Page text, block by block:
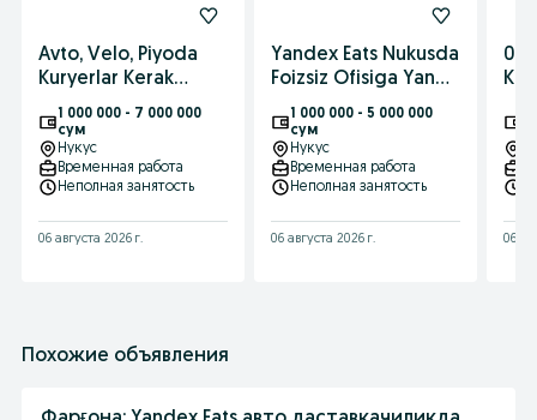
Avto, Velo, Piyoda
Kuryerlar Kerak
Nukusda Yandex
Eatsdan Yangi E'lon
1 000 000 - 7 000 000
сум
Нукус
Временная работа
Неполная занятость
06 августа 2026 г.
Yandex Eats Nukusda
Foizsiz Ofisiga Yangi
Kuryer Qabul
Qilyapti Joy Oz
1 000 000 - 5 000 000
сум
Нукус
Временная работа
Неполная занятость
06 августа 2026 г.
0%
06
Похожие объявления